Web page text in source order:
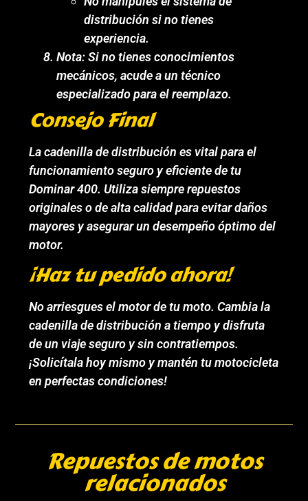
distribución si no tienes
experiencia.
Nota: Si no tienes conocimientos
mecánicos, acude a un técnico
especializado para el reemplazo.
Consejo Final
La cadenilla de distribución es vital para el
funcionamiento seguro y eficiente de tu
Dominar 400. Utiliza siempre repuestos
originales o de alta calidad para evitar daños
mayores y asegurar un desempeño óptimo del
motor.
¡Haz tu pedido ahora!
No arriesgues el motor de tu moto. Cambia la
cadenilla de distribución a tiempo y disfruta
de un viaje seguro y sin contratiempos.
¡Solicítala hoy mismo y mantén tu motocicleta
en perfectas condiciones!
Repuestos de motos
relacionados